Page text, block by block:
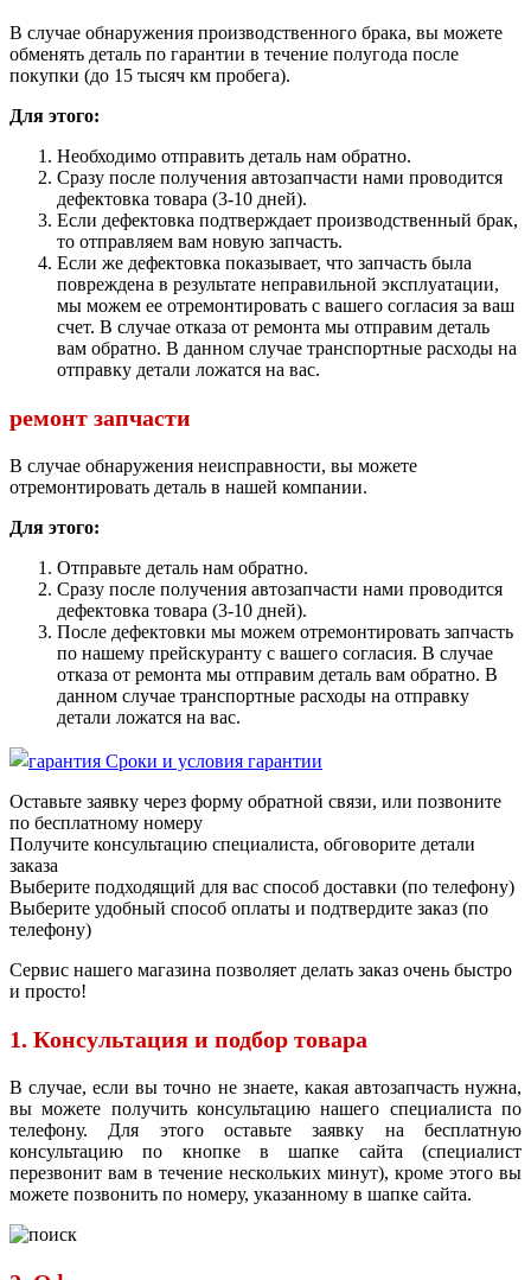
В случае обнаружения производственного брака, вы можете
обменять деталь по гарантии в течение полугода после
покупки (до 15 тысяч км пробега).
Для этого:
Необходимо отправить деталь нам обратно.
Сразу после получения автозапчасти нами проводится
дефектовка товара (3-10 дней).
Если дефектовка подтверждает производственный брак,
то отправляем вам новую запчасть.
Если же дефектовка показывает, что запчасть была
повреждена в результате неправильной эксплуатации,
мы можем ее отремонтировать с вашего согласия за ваш
счет. В случае отказа от ремонта мы отправим деталь
вам обратно. В данном случае транспортные расходы на
отправку детали ложатся на вас.
ремонт запчасти
В случае обнаружения неисправности, вы можете
отремонтировать деталь в нашей компании.
Для этого:
Отправьте деталь нам обратно.
Сразу после получения автозапчасти нами проводится
дефектовка товара (3-10 дней).
После дефектовки мы можем отремонтировать запчасть
по нашему прейскуранту с вашего согласия. В случае
отказа от ремонта мы отправим деталь вам обратно. В
данном случае транспортные расходы на отправку
детали ложатся на вас.
Сроки и условия гарантии
Оставьте заявку через форму обратной связи, или позвоните
по бесплатному номеру
Получите консультацию специалиста, обговорите детали
заказа
Выберите подходящий для вас способ доставки (по телефону)
Выберите удобный способ оплаты и подтвердите заказ (по
телефону)
Сервис нашего магазина позволяет делать заказ очень быстро
и просто!
1. Консультация и подбор товара
В случае, если вы точно не знаете, какая автозапчасть нужна,
вы можете получить консультацию нашего специалиста по
телефону. Для этого оставьте заявку на бесплатную
консультацию по кнопке в шапке сайта (специалист
перезвонит вам в течение нескольких минут), кроме этого вы
можете позвонить по номеру, указанному в шапке сайта.